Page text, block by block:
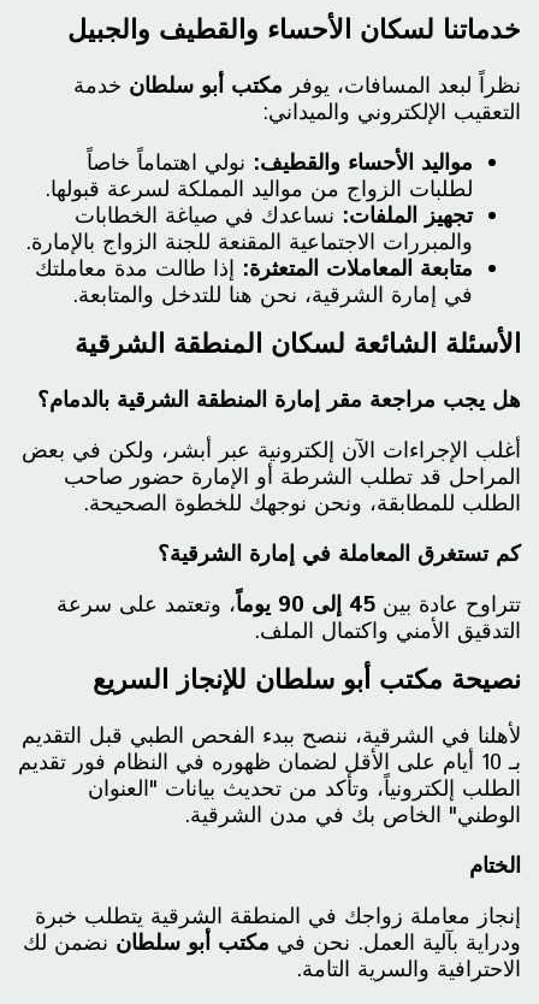
خدماتنا لسكان الأحساء والقطيف والجبيل
نظراً لبعد المسافات، يوفر مكتب أبو سلطان خدمة
التعقيب الإلكتروني والميداني:
مواليد الأحساء والقطيف: نولي اهتماماً خاصاً
لطلبات الزواج من مواليد المملكة لسرعة قبولها.
تجهيز الملفات: نساعدك في صياغة الخطابات
والمبررات الاجتماعية المقنعة للجنة الزواج بالإمارة.
متابعة المعاملات المتعثرة: إذا طالت مدة معاملتك
في إمارة الشرقية، نحن هنا للتدخل والمتابعة.
الأسئلة الشائعة لسكان المنطقة الشرقية
هل يجب مراجعة مقر إمارة المنطقة الشرقية بالدمام؟
أغلب الإجراءات الآن إلكترونية عبر أبشر، ولكن في بعض
المراحل قد تطلب الشرطة أو الإمارة حضور صاحب
الطلب للمطابقة، ونحن نوجهك للخطوة الصحيحة.
كم تستغرق المعاملة في إمارة الشرقية؟
تتراوح عادة بين 45 إلى 90 يوماً
، وتعتمد على سرعة
التدقيق الأمني واكتمال الملف.
نصيحة مكتب أبو سلطان للإنجاز السريع
لأهلنا في الشرقية، ننصح ببدء الفحص الطبي قبل التقديم
بـ 10 أيام على الأقل لضمان ظهوره في النظام فور تقديم
الطلب إلكترونياً، وتأكد من تحديث بيانات "العنوان
الوطني" الخاص بك في مدن الشرقية.
الختام
إنجاز معاملة زواجك في المنطقة الشرقية يتطلب خبرة
ودراية بآلية العمل. نحن في مكتب أبو سلطان نضمن لك
الاحترافية والسرية التامة.